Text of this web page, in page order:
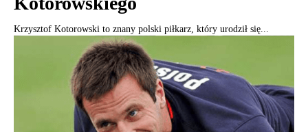
Krzysztof Kotorowski to znany polski piłkarz, który urodził się...